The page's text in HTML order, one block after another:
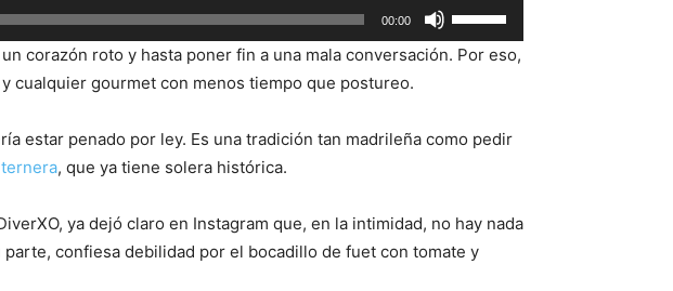
00:00
Up/Down
Arrow
increase
volume.
corazón roto y hasta poner fin a una mala conversación. Por eso,
cualquier gourmet con menos tiempo que postureo.
estar penado por ley. Es una tradición tan madrileña como pedir
, que ya tiene solera histórica.
ya dejó claro en Instagram que, en la intimidad, no hay nada
confiesa debilidad por el bocadillo de fuet con tomate y